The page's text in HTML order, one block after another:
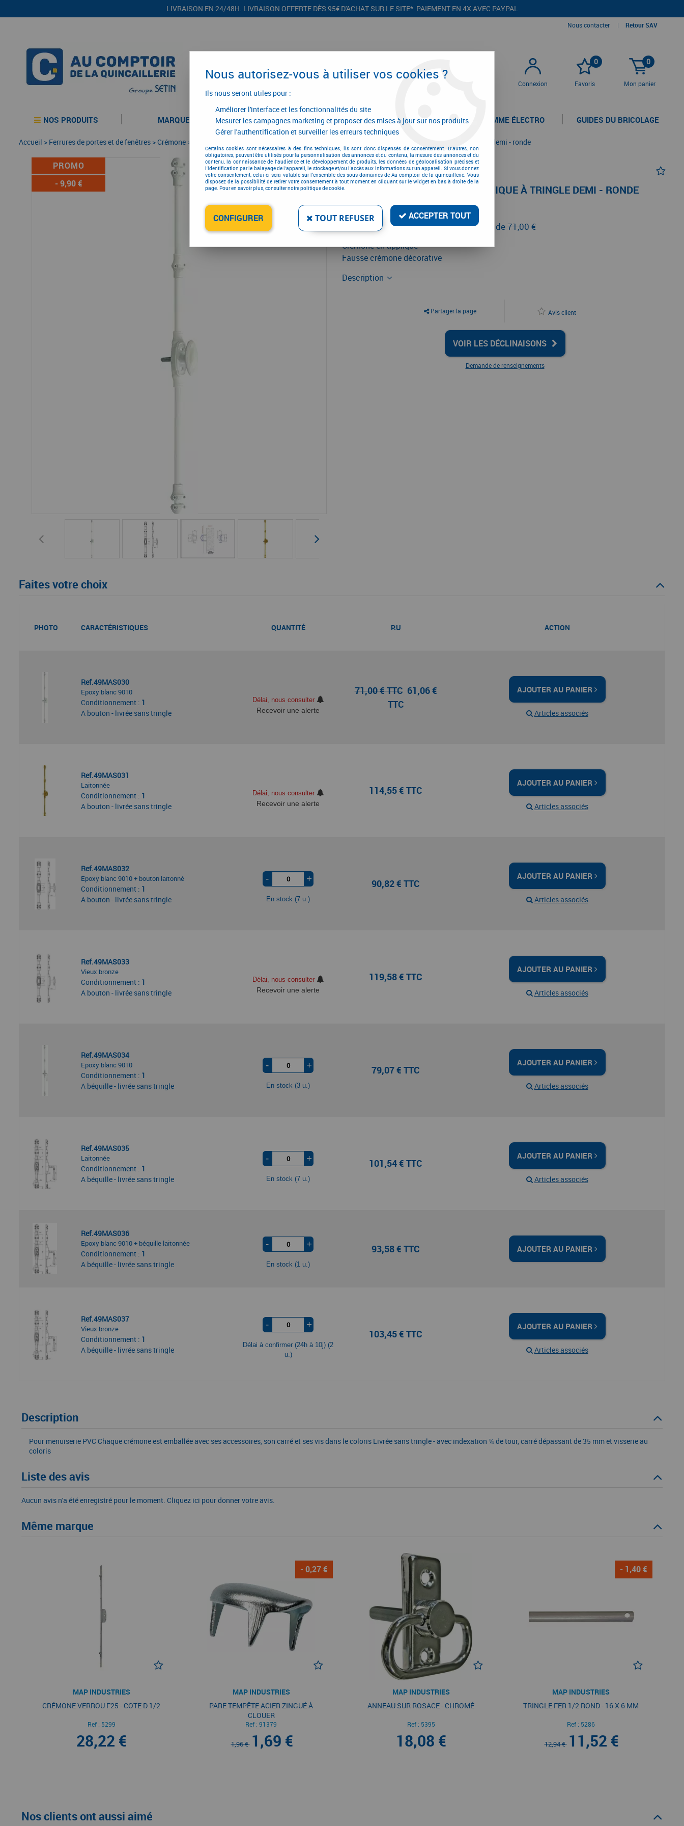
LIVRAISON EN 24/48H. LIVRAISON OFFERTE DÈS 95€ D'ACHAT SUR LE SITE* PAIEMENT EN 4X AVEC PAYPAL
Nous contacter | Retour SAV
Connexion
0
Favoris
0
Mon panier
NOS PRODUITS MARQUES CONFIGURATEURS PROMOTIONS LA GAMME ÉLECTRO GUIDES DU BRICOLAGE
Accueil > Ferrures de portes et de fenêtres >Crémone > Crémone décorative en applique à tringle demi - ronde
PROMO
-9,90 € CRÉMONE DÉCORATIVE EN APPLIQUE À TRINGLE DEMI - RONDE
Réf. :49
À partir de 61,06€TTCau lieu de71,00€
Crémone en applique
Fausse crémone décorative
Description
Partager la page Avis client
VOIR LES DÉCLINAISONS
Demande de renseignements
Faites votre choix
PHOTO CARACTÉRISTIQUES QUANTITÉ P.U ACTION
Ref.49MAS030
Epoxy blanc 9010
Conditionnement : 1
A bouton - livrée sans tringle
Délai, nous consulter
Recevoir une alerte
71,00 € TTC61,06 €
TTC
AJOUTER AU PANIER
Articles associés
Ref.49MAS031
Laitonnée
Conditionnement : 1
A bouton - livrée sans tringle
Délai, nous consulter
Recevoir une alerte
114,55 € TTC
AJOUTER AU PANIER
Articles associés
Ref.49MAS032
Epoxy blanc 9010 + bouton laitonné
Conditionnement : 1
A bouton - livrée sans tringle
- +
En stock (7 u.)
90,82 € TTC
AJOUTER AU PANIER
Articles associés
Ref.49MAS033
Vieux bronze
Conditionnement : 1
A bouton - livrée sans tringle
Délai, nous consulter
Recevoir une alerte
119,58 € TTC
AJOUTER AU PANIER
Articles associés
Ref.49MAS034
Epoxy blanc 9010
Conditionnement : 1
A béquille - livrée sans tringle
- +
En stock (3 u.)
79,07 € TTC
AJOUTER AU PANIER
Articles associés
Ref.49MAS035
Laitonnée
Conditionnement : 1
A béquille - livrée sans tringle
- +
En stock (7 u.)
101,54 € TTC
AJOUTER AU PANIER
Articles associés
Ref.49MAS036
Epoxy blanc 9010 + béquille laitonnée
Conditionnement : 1
A béquille - livrée sans tringle
- +
En stock (1 u.)
93,58 € TTC AJOUTER AU PANIER
Ref.49MAS037
Vieux bronze
Conditionnement : 1
A béquille - livrée sans tringle
- +
Délai à confirmer (24h à 10j) (2
u.)
103,45 € TTC
AJOUTER AU PANIER
Articles associés
Description
Pour menuiserie PVC Chaque crémone est emballée avec ses accessoires, son carré et ses vis dans le coloris Livrée sans tringle - avec indexation ¼ de tour, carré dépassant de 35 mm et visserie au
coloris
Liste des avis
Aucun avis n'a été enregistré pour le moment. Cliquez ici pour donner votre avis.
Même marque
MAP INDUSTRIES
CRÉMONE VERROU F25 - COTE D 1/2
Ref : 5299
28,22 €
- 0,27 €
MAP INDUSTRIES
PARE TEMPÊTE ACIER ZINGUÉ À
CLOUER
Ref : 91379
1,96 € 1,69 €
MAP INDUSTRIES
ANNEAU SUR ROSACE - CHROMÉ
Ref : 5395
18,08 €
- 1,40 €
MAP INDUSTRIES
TRINGLE FER 1/2 ROND - 16 X 6 MM
Ref : 5286
12,94 € 11,52 €
Nos clients ont aussi aimé
Nous autorisez-vous à utiliser vos cookies ?
Ils nous seront utiles pour :
Améliorer l'interface et les fonctionnalités du site
Mesurer les campagnes marketing et proposer des mises à jour sur nos produits
Gérer l'authentification et surveiller les erreurs techniques
Certains cookies sont nécessaires à des fins techniques, ils sont donc dispensés de consentement. D'autres, non
obligatoires, peuvent être utilisés pour la personnalisation des annonces et du contenu, la mesure des annonces et du
contenu, la connaissance de l'audience et le développement de produits, les données de géolocalisation précises et
l'identification par le balayage de l'appareil, le stockage et/ou l'accès aux informations sur un appareil. Si vous donnez
votre consentement, celui-ci sera valable sur l’ensemble des sous-domaines de Au comptoir de la quincaillerie. Vous
disposez de la possibilité de retirer votre consentement à tout moment en cliquant sur le widget en bas à droite de la
page. Pour en savoir plus, consulter notre politique de cookie.
CONFIGURER TOUT REFUSER ACCEPTER TOUT